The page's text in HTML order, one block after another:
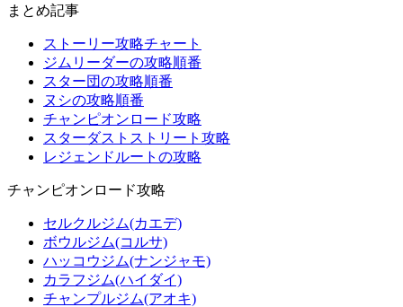
まとめ記事
ストーリー攻略チャート
ジムリーダーの攻略順番
スター団の攻略順番
ヌシの攻略順番
チャンピオンロード攻略
スターダストストリート攻略
レジェンドルートの攻略
チャンピオンロード攻略
セルクルジム(カエデ)
ボウルジム(コルサ)
ハッコウジム(ナンジャモ)
カラフジム(ハイダイ)
チャンプルジム(アオキ)